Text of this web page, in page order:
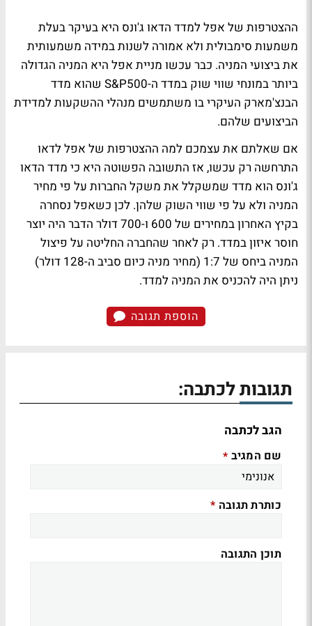
ההצטרפות של אפל למדד הדאו ג'ונס היא בעיקר בעלת
משמעות סימבולית ולא אמורה לשנות במידה משמעותית
את ביצועי המניה. כבר עכשו מניית אפל היא המניה הגדולה
ביותר במונחי שווי שוק במדד ה-S&P500 שהוא מדד
הבנצ'מארק העיקרי בו משתמשים מנהלי ההשקעות למדידת
הביצועים שלהם.
אם שאלתם את עצמכם למה ההצטרפות של אפל לדאו
התרחשה רק עכשו, אז התשובה הפשוטה היא כי מדד הדאו
ג'ונס הוא מדד שמשקלל את משקל החברות על פי מחיר
המניה ולא על פי שווי השוק שלהן. לכן כשאפל נסחרה
בקיץ האחרון במחירים של 600 ו-700 דולר הדבר היה יוצר
חוסר איזון במדד. רק לאחר שהחברה החליטה על פיצול
המניה ביחס של 1:7 (מחיר מניה כיום סביב ה-128 דולר)
ניתן היה להכניס את המניה למדד.
הוספת תגובה
תגובות לכתבה:
הגב לכתבה
שם המגיב *
כותרת תגובה *
תוכן התגובה